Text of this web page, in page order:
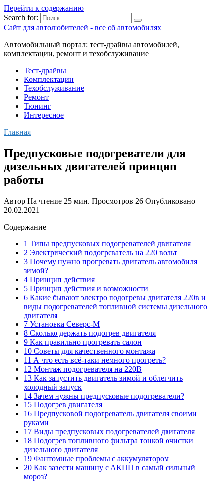
Перейти к содержанию
Search for:
Сайт для автолюбителей - все об автомобилях
Автомобильный портал: тест-драйвы автомобилей,
комплектации, ремонт и техобслуживание
Тест-драйвы
Комплектации
Техобслуживание
Ремонт
Тюнинг
Интересное
Главная
Предпусковые подогреватели для
дизельных двигателей принцип
работы
Автор На чтение 25 мин. Просмотров 26 Опубликовано
20.02.2021
Содержание
1 Типы предпусковых подогревателей двигателя
2 Электрический подогреватель на 220 вольт
3 Почему нужно прогревать двигатель автомобиля
зимой?
4 Принцип действия
5 Принцип действия и возможности
6 Какие бывают электро подогревы двигателя 220в и
виды подогревателей топливной системы дизельного
двигателя
7 Установка Северс-М
8 Сколько держать подогрев двигателя
9 Как правильно прогревать салон
10 Советы для качественного монтажа
11 А что есть всё-таки немного прогреть?
12 Монтаж подогревателя на 220В
13 Как запустить двигатель зимой и облегчить
холодный запуск
14 Зачем нужны предпусковые подогреватели?
15 Подогрев двигателя
16 Предпусковой подогреватель двигателя своими
руками
17 Виды предпусковых подогревателей двигателя
18 Подогрев топливного фильтра тонкой очистки
дизельного двигателя
19 Фантомные проблемы с аккумулятором
20 Как завести машину с АКПП в самый сильный
мороз?